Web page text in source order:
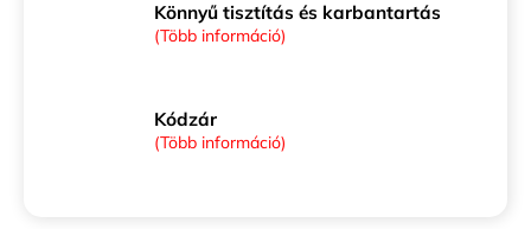
Könnyű tisztítás és karbantartás
(Több információ)
Kódzár
(Több információ)